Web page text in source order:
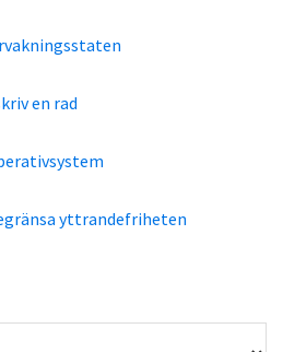
en rad
yttrandefriheten